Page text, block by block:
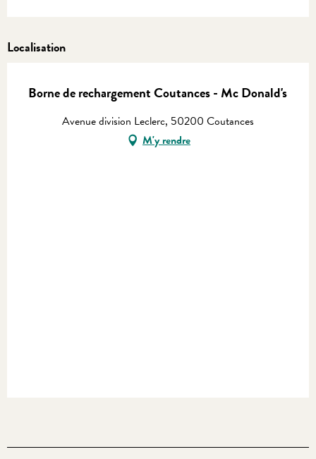
Localisation
Borne de rechargement Coutances - Mc Donald's
Avenue division Leclerc, 50200 Coutances
M'y rendre